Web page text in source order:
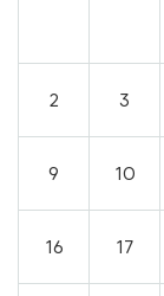
2 3
9 10
16 17